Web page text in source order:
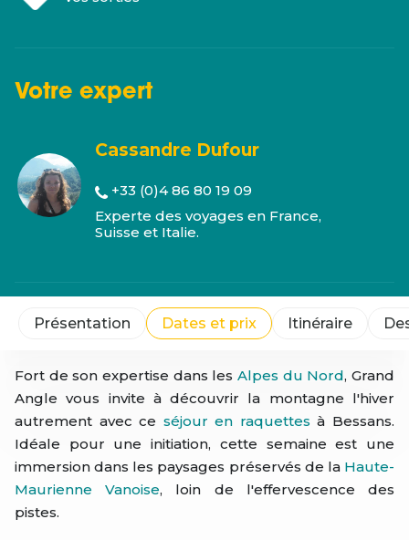
Votre expert
Cassandre Dufour
+33 (0)4 86 80 19 09
Experte des voyages en France,
Suisse et Italie.
Présentation Dates et prix Itinéraire
Fort de son expertise dans les Alpes du Nord, Grand
Angle vous invite à découvrir la montagne l'hiver
autrement avec ce séjour en raquettes à Bessans.
Idéale pour une initiation, cette semaine est une
immersion dans les paysages préservés de la Haute-
Maurienne Vanoise, loin de l'effervescence des
pistes.